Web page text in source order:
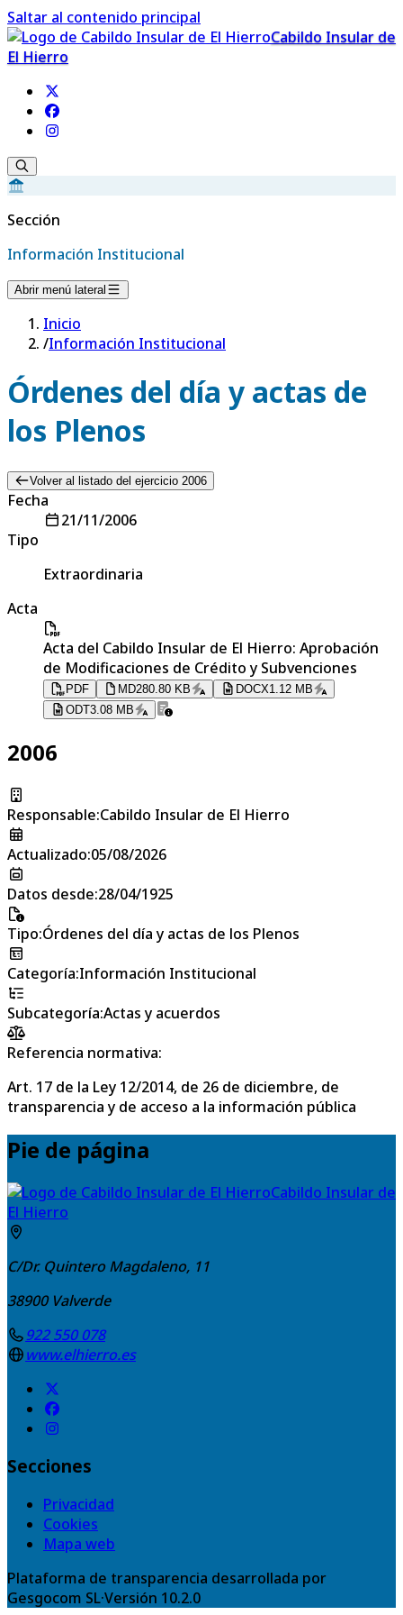
Saltar al contenido principal
Cabildo Insular de
El Hierro
Sección
Información Institucional
Abrir menú lateral
Inicio
/Información Institucional
Órdenes del día y actas de
los Plenos
Volver al listado del ejercicio 2006
Fecha
21/11/2006
Tipo
Extraordinaria
Acta
Acta del Cabildo Insular de El Hierro: Aprobación
de Modificaciones de Crédito y Subvenciones
PDF MD280.80 KB DOCX1.12 MB
ODT3.08 MB
2006
Responsable:Cabildo Insular de El Hierro
Actualizado:05/08/2026
Datos desde:28/04/1925
Tipo:Órdenes del día y actas de los Plenos
Categoría:Información Institucional
Subcategoría:Actas y acuerdos
Referencia normativa:
Art. 17 de la Ley 12/2014, de 26 de diciembre, de
transparencia y de acceso a la información pública
Pie de página
Cabildo Insular de
El Hierro
C/Dr. Quintero Magdaleno, 11
38900 Valverde
922 550 078
www.elhierro.es
Secciones
Privacidad
Cookies
Mapa web
Plataforma de transparencia desarrollada por
Gesgocom SL·Versión 10.2.0